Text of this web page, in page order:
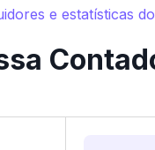
e estatísticas